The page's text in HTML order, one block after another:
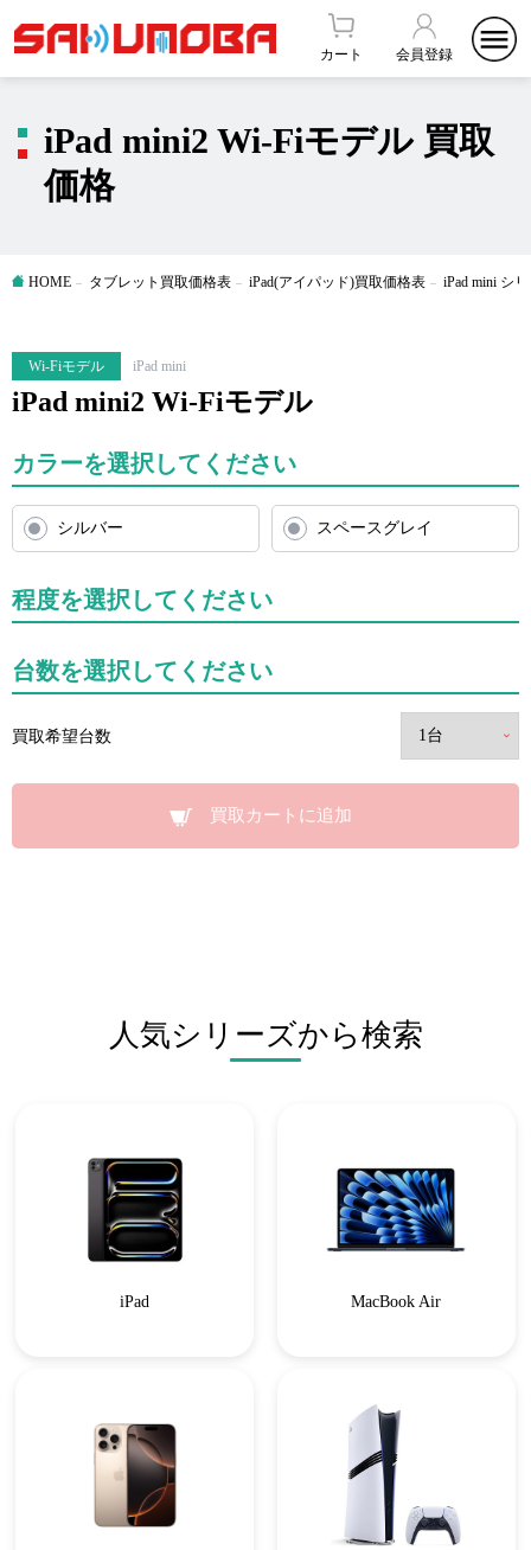
カート 会員登録
iPad mini2 Wi-Fiモデル 買取
価格
HOME タブレット買取価格表 iPad(アイパッド)買取価格表 iPad mini シ
Wi-Fiモデル iPad mini
iPad mini2 Wi-Fiモデル
カラーを選択してください
シルバー スペースグレイ
程度を選択してください
台数を選択してください
買取希望台数
買取カートに追加
人気シリーズから検索
iPad MacBook Air